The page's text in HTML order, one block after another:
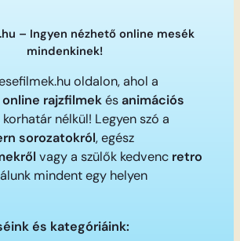
– Ingyen nézhető online mesék
mindenkinek!
oldalon, ahol a
online rajzfilmekésanimációs
nélkül! Legyen szó a
sorozatokról, egész
vagy a szülők kedvenc retro
mindent egy helyen
és kategóriáink: